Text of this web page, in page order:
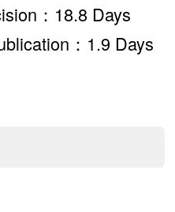
：18.8 Days
：1.9 Days